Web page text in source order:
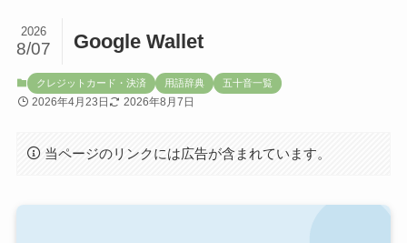
Google Wallet
2026
8/07
クレジットカード・決済 用語辞典 五十音一覧
2026年4月23日 2026年8月7日
当ページのリンクには広告が含まれています。